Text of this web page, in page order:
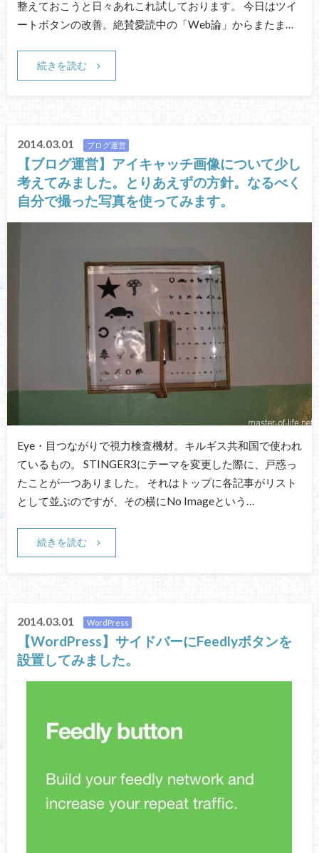
整えておこうと日々あれこれ試しております。 今日はツイ
ートボタンの改善。絶賛愛読中の「Web論」からまたま…
続きを読む
2014.03.01 ブログ運営
【ブログ運営】アイキャッチ画像について少し
考えてみました。とりあえずの方針。なるべく
自分で撮った写真を使ってみます。
Eye・目つながりで視力検査機材。キルギス共和国で使われ
ているもの。 STINGER3にテーマを変更した際に、戸惑っ
たことが一つありました。 それはトップに各記事がリスト
として並ぶのですが、その横にNo Imageという…
続きを読む
2014.03.01 WordPress
【WordPress】サイドバーにFeedlyボタンを
設置してみました。